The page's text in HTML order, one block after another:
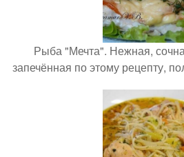
Рыба "Мечта". Нежная,
запечённая по этому рецепту,